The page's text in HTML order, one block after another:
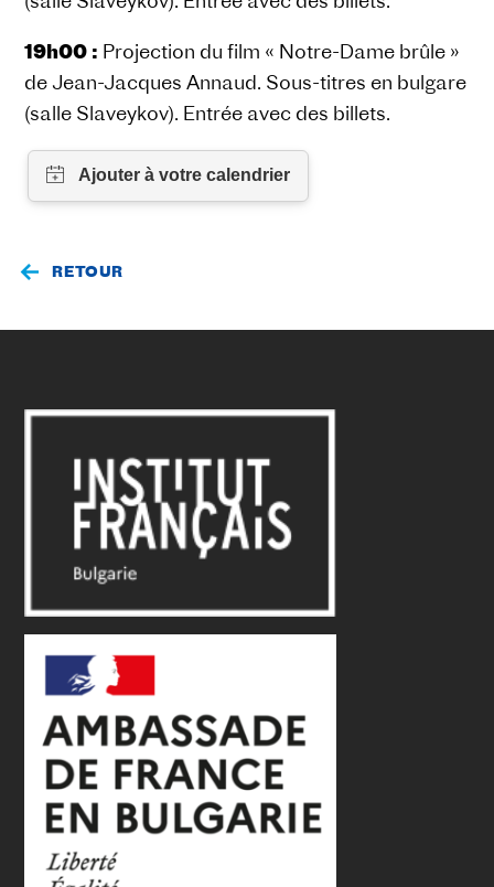
19h00 : Projection du film « Notre-Dame brûle »
de Jean-Jacques Annaud. Sous-titres en bulgare
(salle Slaveykov). Entrée avec des billets.
RETOUR